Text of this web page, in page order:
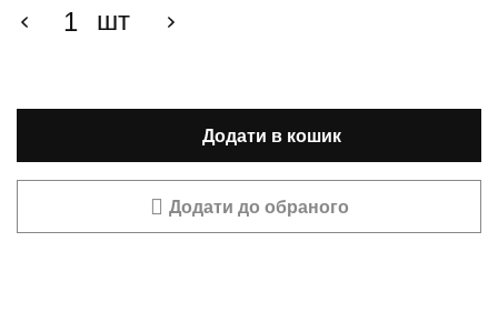
шт
Додати в кошик
Додати до обраного